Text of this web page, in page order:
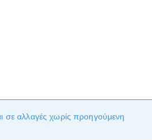
σε αλλαγές χωρίς προηγούμενη